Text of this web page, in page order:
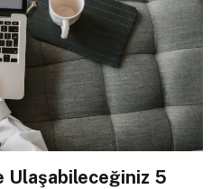
Ulaşabileceğiniz 5